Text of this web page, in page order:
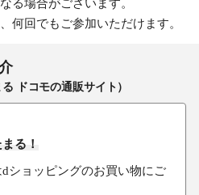
る場合がございます。
何回でもご参加いただけます。
ドコモの通販サイト）
る！
ショッピングのお買い物にご